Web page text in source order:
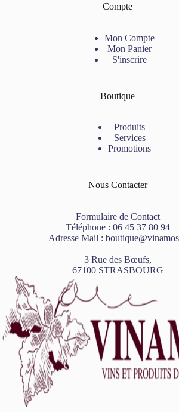
Compte
Mon Compte
Mon Panier
S'inscrire
Boutique
Produits
Services
Promotions
Nous Contacter
Formulaire de Contact
Téléphone : 06 45 37 80 94
Adresse Mail :
3 Rue des Bœufs,
67100 STRASBOURG